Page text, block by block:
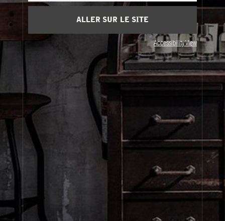
Confidentialité et conditions d'utilisation
Visitez nos points de vente
United States
ALLER SUR LE SITE
Accessibility View